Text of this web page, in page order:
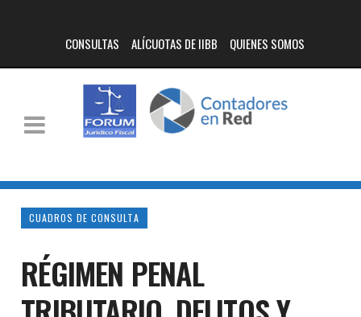
CONSULTAS ALÍCUOTAS DE IIBB QUIENES SOMOS
CUADROS DE CONSULTA
RÉGIMEN PENAL